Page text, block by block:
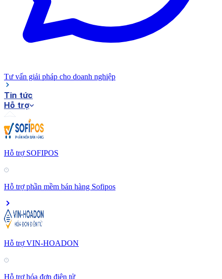
Tư vấn giải pháp cho doanh nghiệp
Tin tức
Hỗ trợ
Hỗ trợ SOFIPOS
Hỗ trợ phần mềm bán hàng Sofipos
Hỗ trợ VIN-HOADON
Hỗ trợ hóa đơn điện tử